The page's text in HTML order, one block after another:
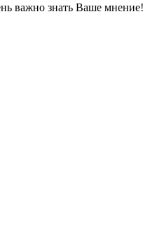
важно знать Ваше мнение!